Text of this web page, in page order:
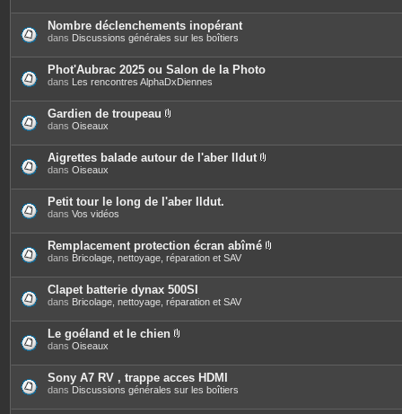
Nombre déclenchements inopérant
dans Discussions générales sur les boîtiers
Phot'Aubrac 2025 ou Salon de la Photo
dans Les rencontres AlphaDxDiennes
Gardien de troupeau
è
c
j
o
i
t
e
s
dans Oiseaux
Aigrettes balade autour de l'aber Ildut
è
j
o
i
t
dans Oiseaux
Petit tour le long de l'aber Ildut.
dans Vos vidéos
Remplacement protection écran abîmé
è
j
t
dans Bricolage, nettoyage, réparation et SAV
Clapet batterie dynax 500SI
dans Bricolage, nettoyage, réparation et SAV
Le goéland et le chien
è
c
e
s
j
dans Oiseaux
Sony A7 RV , trappe acces HDMI
dans Discussions générales sur les boîtiers